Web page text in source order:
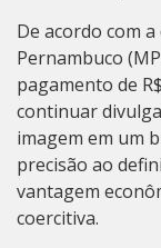
De acordo com
Pernambuco
pagamento de
continuar
imagem em um
precisão ao
vantagem
coercitiva.